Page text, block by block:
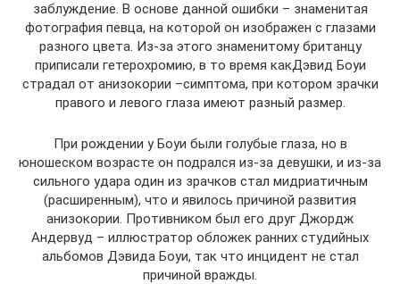
заблуждение. В основе данной ошибки – знаменитая
фотография певца, на которой он изображен с глазами
разного цвета. Из-за этого знаменитому британцу
приписали гетерохромию, в то время какДэвид Боуи
страдал от анизокории –симптома, при котором зрачки
правого и левого глаза имеют разный размер.
При рождении у Боуи были голубые глаза, но в
юношеском возрасте он подрался из-за девушки, и из-за
сильного удара один из зрачков стал мидриатичным
(расширенным), что и явилось причиной развития
анизокории. Противником был его друг Джордж
Андервуд – иллюстратор обложек ранних студийных
альбомов Дэвида Боуи, так что инцидент не стал
причиной вражды.